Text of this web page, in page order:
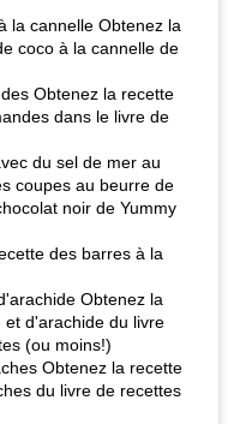
la cannelle Obtenez la
coco à la cannelle de
Obtenez la recette
dans le livre de
du sel de mer au
coupes au beurre de
noir de Yummy
des barres à la
Obtenez la
d'arachide du livre
(ou moins!)
Obtenez la recette
du livre de recettes